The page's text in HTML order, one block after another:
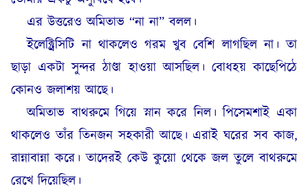
এর উত্তরেও অমিতাভ “না না” বলল।
ইলেক্ট্রিসিটি না থাকলেও গরম খুব বেশি লাগছিল না। তা
ছাড়া একটা সুন্দর ঠাণ্ডা হাওয়া আসছিল। বোধহয় কাছেপিঠে
কোনও জলাশয় আছে।
অমিতাভ বাথরুমে গিয়ে স্নান করে নিল। পিসেমশাই একা
থাকলেও তাঁর তিনজন সহকারী আছে। এরাই ঘরের সব কাজ,
রান্নাবান্না করে। তাদেরই কেউ কুয়ো থেকে জল তুলে বাথরুমে
রেখে দিয়েছিল।